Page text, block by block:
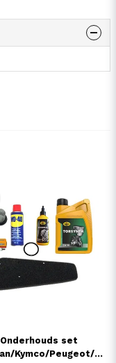
Onderhouds set
Baotian/Kymco/Peugeot/GY6